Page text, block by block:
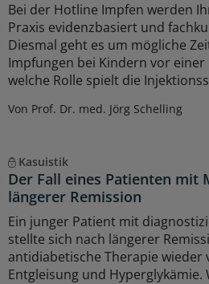
Bei der Hotline Impfen werden
Praxis evidenzbasiert und
Diesmal geht es um mögliche
Impfungen bei Kindern vor einer
welche Rolle spielt die
Von Prof. Dr. med. Jörg Schelling
Kasuistik
Der Fall eines Patienten mit
längerer Remission
Ein junger Patient mit
stellte sich nach längerer
antidiabetische Therapie wieder
Entgleisung und Hyperglykämie.